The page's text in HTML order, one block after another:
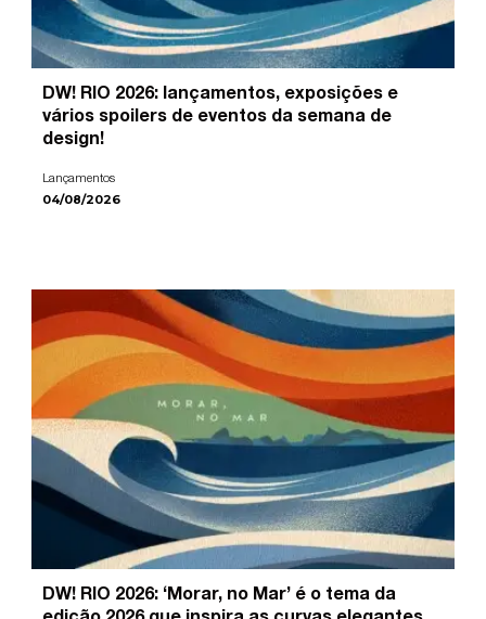
DW! RIO 2026: lançamentos, exposições e
vários spoilers de eventos da semana de
design!
Lançamentos
04/08/2026
DW! RIO 2026: ‘Morar, no Mar’ é o tema da